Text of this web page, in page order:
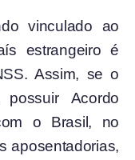
vinculado ao
estrangeiro é
Assim, se o
Acordo
o Brasil, no
aposentadorias,